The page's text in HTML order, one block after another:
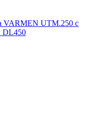
VARMEN UTM.250 с
DL450